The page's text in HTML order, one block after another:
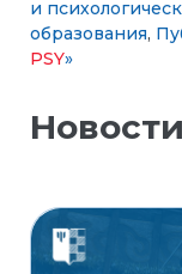
и
образования,
PSY»